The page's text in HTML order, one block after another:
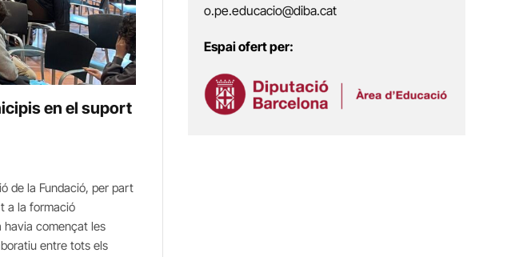
en el suport
de la Fundació, per part
a la formació
havia començat les
entre tots els
o.pe.educacio@diba.cat
Espai ofert per: